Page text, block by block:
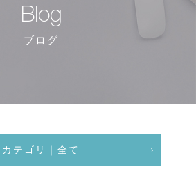
Blog
ブログ
カテゴリ｜全て